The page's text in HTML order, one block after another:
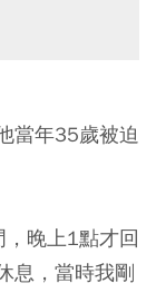
當年35歲被迫
，晚上1點才回
息，當時我剛